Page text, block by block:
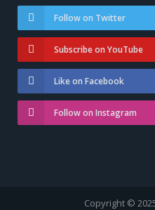
Follow on Twitter
Subscribe on YouTube
Like on Facebook
Follow on Instagram
Copyright ©